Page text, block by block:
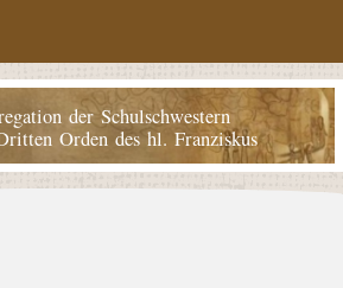
der Schulschwestern
Orden des hl. Franziskus